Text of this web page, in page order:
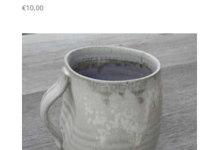
€10,00